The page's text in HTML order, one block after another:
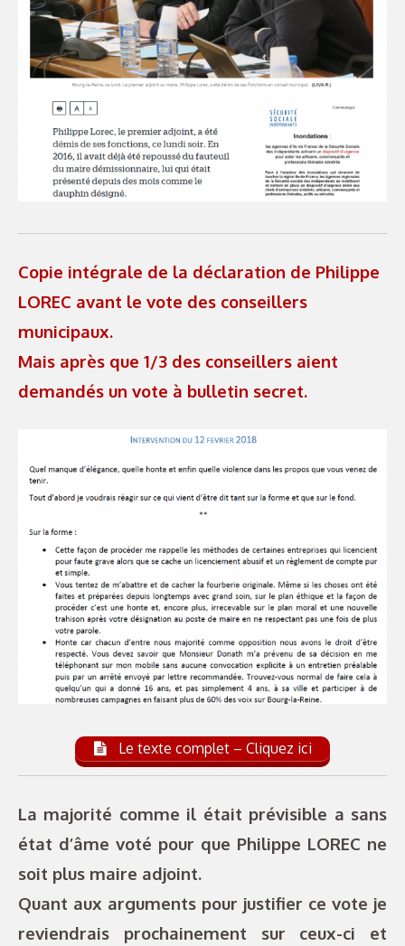
Copie intégrale de la déclaration de Philippe
LOREC avant le vote des conseillers
municipaux.
Mais après que 1/3 des conseillers aient
demandés un vote à bulletin secret.
Le texte complet – Cliquez ici
La majorité comme il était prévisible a sans
état d’âme voté pour que Philippe LOREC ne
soit plus maire adjoint.
Quant aux arguments pour justifier ce vote je
reviendrais prochainement sur ceux-ci et